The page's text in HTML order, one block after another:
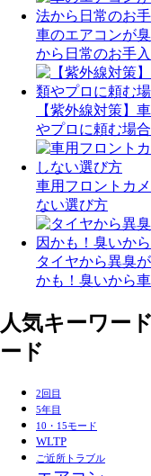
車のエアコンが
から日常のお手
【紫外線対策】
やプロに頼む場
車用フロントカ
ない選び方
タイヤから異臭
かも！臭いから
人気キーワード
ード
2回目
5年目
10・15モード
WLTP
ご近所トラブル